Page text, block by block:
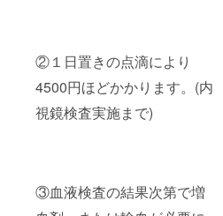
②１日置きの点滴により
4500円ほどかかります。(内
視鏡検査実施まで)
③血液検査の結果次第で増